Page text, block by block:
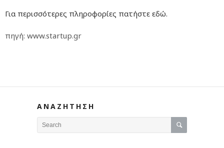
Για περισσότερες πληροφορίες πατήστε εδώ.
πηγή: www.startup.gr
ΑΝΑΖΗΤΗΣΗ